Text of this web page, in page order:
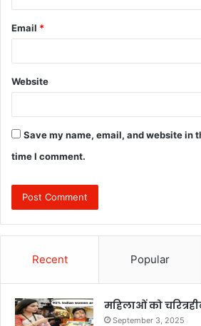
Email *
Website
Save my name, email, and website in
time I comment.
Recent Popular
महिलाओं को
September 3, 2025